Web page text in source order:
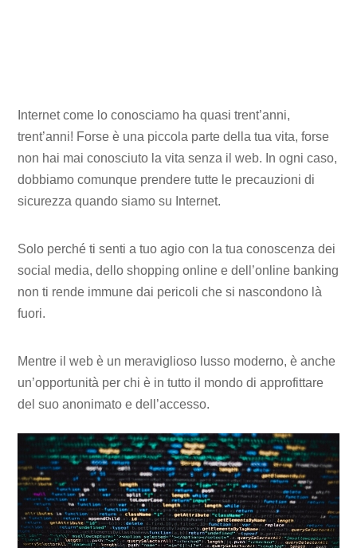
Internet come lo conosciamo ha quasi trent’anni,
trent’anni! Forse è una piccola parte della tua vita, forse
non hai mai conosciuto la vita senza il web. In ogni caso,
dobbiamo comunque prendere tutte le precauzioni di
sicurezza quando siamo su Internet.
Solo perché ti senti a tuo agio con la tua conoscenza dei
social media, dello shopping online e dell’online banking
non ti rende immune dai pericoli che si nascondono là
fuori.
Mentre il web è un meraviglioso lusso moderno, è anche
un’opportunità per chi è in tutto il mondo di approfittare
del suo anonimato e dell’accesso.